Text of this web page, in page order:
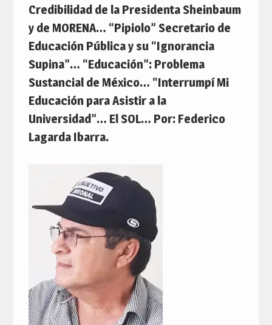
Credibilidad de la Presidenta Sheinbaum
y de MORENA… “Pipiolo” Secretario de
Educación Pública y su “Ignorancia
Supina”… “Educación”: Problema
Sustancial de México… “Interrumpí Mi
Educación para Asistir a la
Universidad”… El SOL… Por: Federico
Lagarda Ibarra.